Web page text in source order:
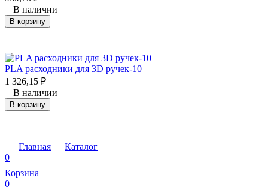
В наличии
В корзину
PLA расходники для 3D ручек-10
1 326,15 ₽
В наличии
В корзину
Главная
Каталог
0
Корзина
0